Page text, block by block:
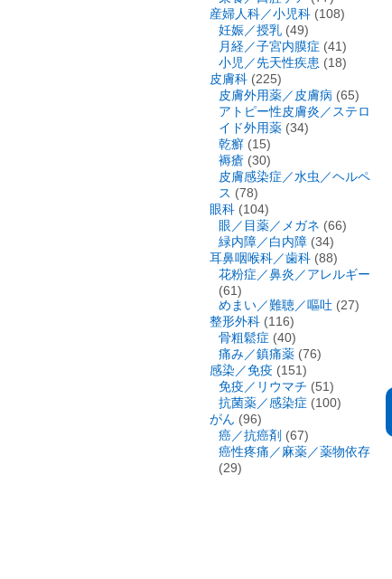
産婦人科／小児科 (108)
妊娠／授乳 (49)
月経／子宮内膜症 (41)
小児／先天性疾患 (18)
皮膚科 (225)
皮膚外用薬／皮膚病 (65)
アトピー性皮膚炎／ステロ
イド外用薬 (34)
乾癬 (15)
褥瘡 (30)
皮膚感染症／水虫／ヘルペ
ス (78)
眼科 (104)
眼／目薬／メガネ (66)
緑内障／白内障 (34)
耳鼻咽喉科／歯科 (88)
花粉症／鼻炎／アレルギー
(61)
めまい／難聴／嘔吐 (27)
整形外科 (116)
骨粗鬆症 (40)
痛み／鎮痛薬 (76)
感染／免疫 (151)
免疫／リウマチ (51)
抗菌薬／感染症 (100)
がん (96)
癌／抗癌剤 (67)
癌性疼痛／麻薬／薬物依存
(29)